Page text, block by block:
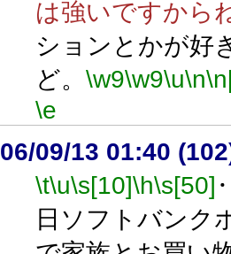
は強いですから
ションとかが好
ど。 \w9\w9\u\n
\e
06/09/13 01:40
\t\u\s[10]\h\s[50]
日ソフトバンク